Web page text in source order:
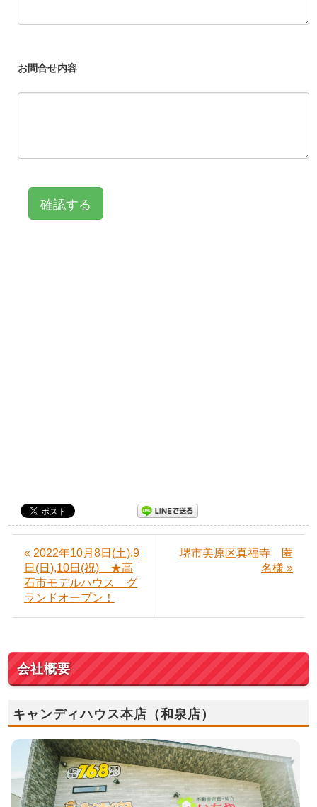
« 2022年10月8日(土),9
日(日),10日(祝) ★高
石市モデルハウス グ
ランドオープン！
堺市美原区真福寺 匿
名様 »
会社概要
キャンディハウス本店（和泉店）